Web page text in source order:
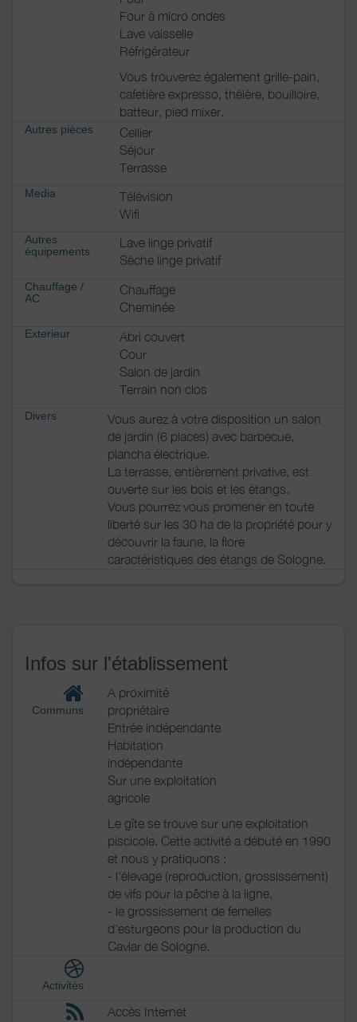
Four à micro ondes
Lave vaisselle
Réfrigérateur
Vous trouverez également grille-pain,
cafetière expresso, théière, bouilloire,
batteur, pied mixer.
Autres pièces
Cellier
Séjour
Terrasse
Media
Télévision
Wifi
Autres
équipements
Lave linge privatif
Sèche linge privatif
Chauffage /
AC
Chauffage
Cheminée
Exterieur
Abri couvert
Cour
Salon de jardin
Terrain non clos
Divers
Vous aurez à votre disposition un salon
de jardin (6 places) avec barbecue,
plancha électrique.
La terrasse, entièrement privative, est
ouverte sur les bois et les étangs.
Vous pourrez vous promener en toute
liberté sur les 30 ha de la propriété pour y
découvrir la faune, la flore
caractéristiques des étangs de Sologne.
Infos sur l'établissement
Communs
A proximité
propriétaire
Entrée indépendante
Habitation
indépendante
Sur une exploitation
agricole
Le gîte se trouve sur une exploitation
piscicole. Cette activité a débuté en 1990
et nous y pratiquons :
- l'élevage (reproduction, grossissement)
de vifs pour la pêche à la ligne,
- le grossissement de femelles
d'esturgeons pour la production du
Caviar de Sologne.
Activités
Accès Internet